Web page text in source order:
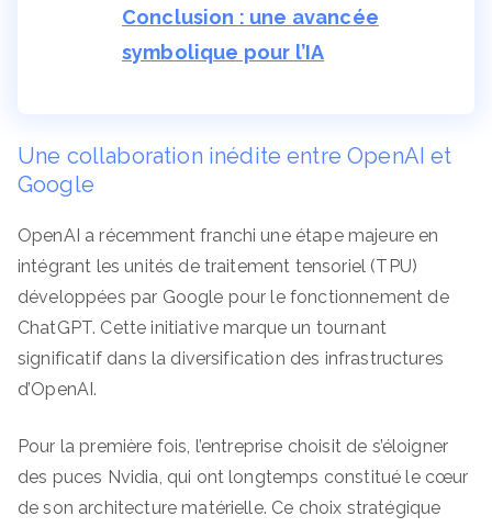
Conclusion : une avancée
symbolique pour l’IA
Une collaboration inédite entre OpenAI et
Google
OpenAI a récemment franchi une étape majeure en
intégrant les unités de traitement tensoriel (TPU)
développées par Google pour le fonctionnement de
ChatGPT. Cette initiative marque un tournant
significatif dans la diversification des infrastructures
d’OpenAI.
Pour la première fois, l’entreprise choisit de s’éloigner
des puces Nvidia, qui ont longtemps constitué le cœur
de son architecture matérielle. Ce choix stratégique